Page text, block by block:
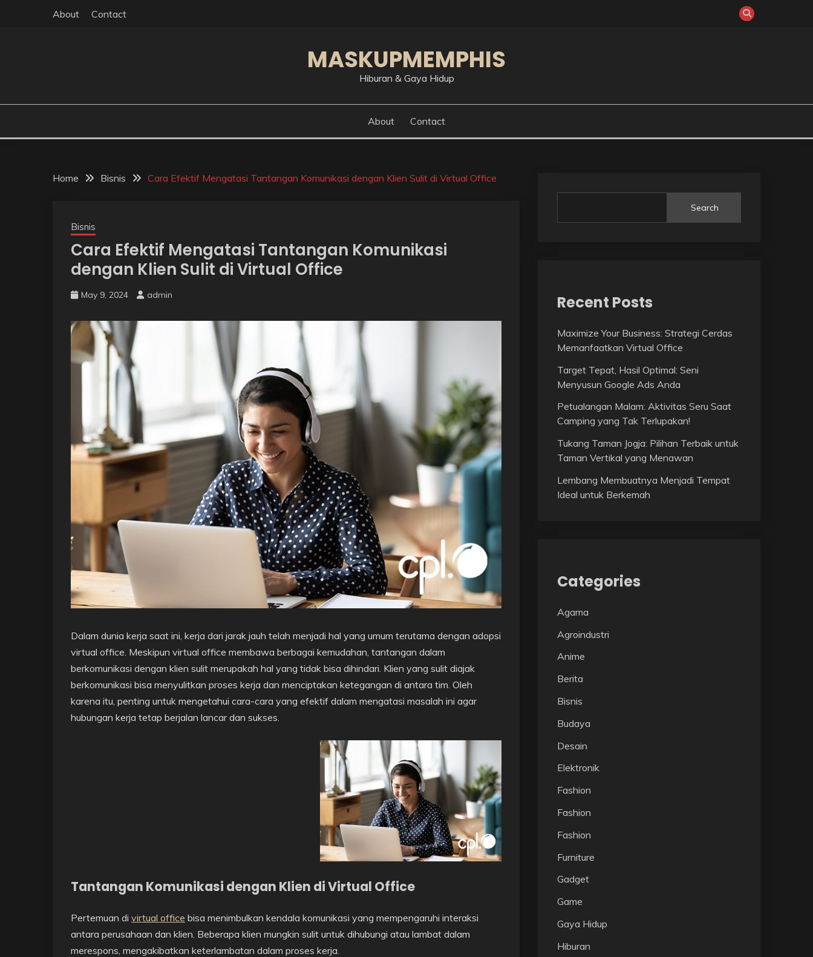
About Contact
MASKUPMEMPHIS
Hiburan & Gaya Hidup
About Contact
Home Bisnis Cara Efektif Mengatasi Tantangan Komunikasi dengan Klien Sulit di Virtual Office
Bisnis
Cara Efektif Mengatasi Tantangan Komunikasi
dengan Klien Sulit di Virtual Office
May 9, 2024 admin
Dalam dunia kerja saat ini, kerja dari jarak jauh telah menjadi hal yang umum terutama dengan adopsi
virtual office. Meskipun virtual office membawa berbagai kemudahan, tantangan dalam
berkomunikasi dengan klien sulit merupakah hal yang tidak bisa dihindari. Klien yang sulit diajak
berkomunikasi bisa menyulitkan proses kerja dan menciptakan ketegangan di antara tim. Oleh
karena itu, penting untuk mengetahui cara-cara yang efektif dalam mengatasi masalah ini agar
hubungan kerja tetap berjalan lancar dan sukses.
Tantangan Komunikasi dengan Klien di Virtual Office
Pertemuan di virtual office bisa menimbulkan kendala komunikasi yang mempengaruhi interaksi
antara perusahaan dan klien. Beberapa klien mungkin sulit untuk dihubungi atau lambat dalam
merespons, mengakibatkan keterlambatan dalam proses kerja.
Search
Recent Posts
Maximize Your Business: Strategi Cerdas
Memanfaatkan Virtual Office
Target Tepat, Hasil Optimal: Seni
Menyusun Google Ads Anda
Petualangan Malam: Aktivitas Seru Saat
Camping yang Tak Terlupakan!
Tukang Taman Jogja: Pilihan Terbaik untuk
Taman Vertikal yang Menawan
Lembang Membuatnya Menjadi Tempat
Ideal untuk Berkemah
Categories
Agama
Agroindustri
Anime
Berita
Bisnis
Budaya
Desain
Elektronik
Fashion
Fashion
Fashion
Furniture
Gadget
Game
Gaya Hidup
Hiburan